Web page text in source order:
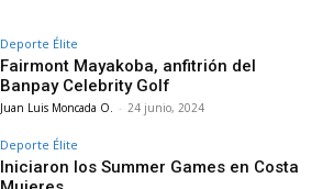
Deporte Élite
Fairmont Mayakoba, anfitrión del
Banpay Celebrity Golf
Juan Luis Moncada O. - 24 junio, 2024
Deporte Élite
Iniciaron los Summer Games en Costa